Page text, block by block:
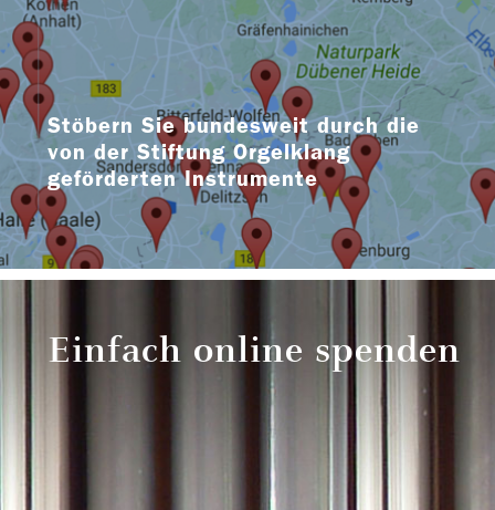
Stöbern Sie bundesweit durch die
von der Stiftung Orgelklang
geförderten Instrumente
Einfach online spenden